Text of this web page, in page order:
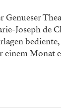
Genueser
Joseph de
einem Monat